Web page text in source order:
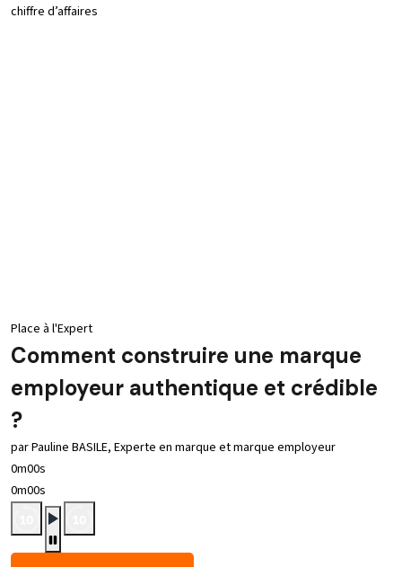
chiffre d’affaires
Place à l'Expert
Comment construire une marque
employeur authentique et crédible
?
par Pauline BASILE, Experte en marque et marque employeur
0m00s
0m00s